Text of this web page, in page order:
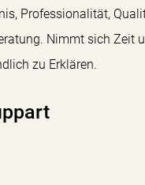
Professionalität,
Nimmt sich Zeit
zu Erklären.